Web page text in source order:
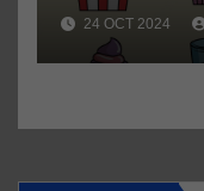
24 OCT 2024